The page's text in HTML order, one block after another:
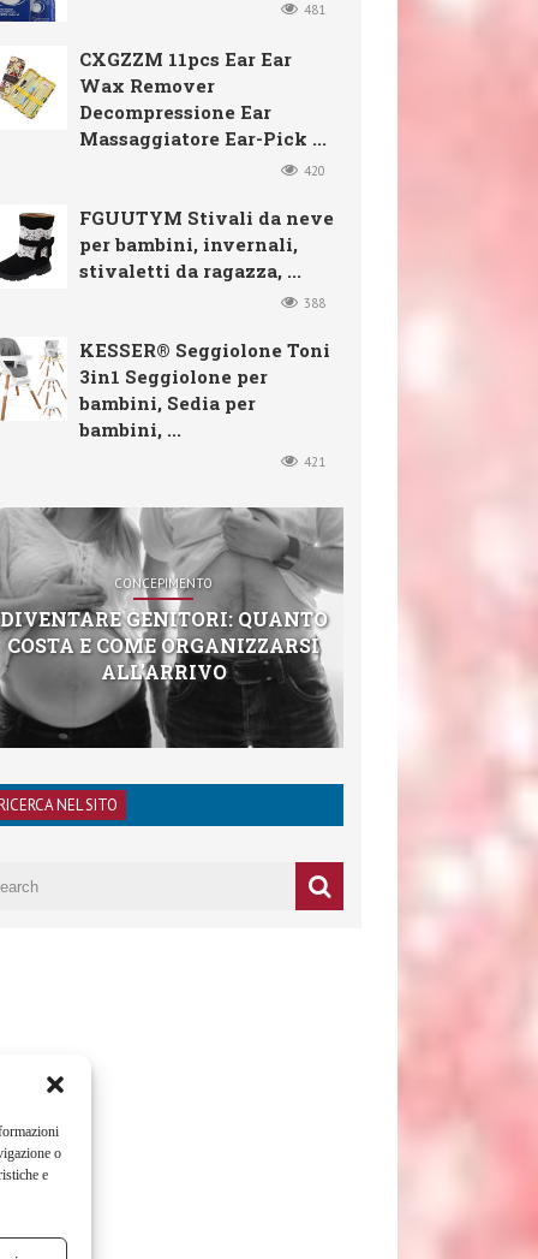
o
e
481
CXGZZM 11pcs Ear Ear
Wax Remover
Decompressione Ear
Massaggiatore Ear-Pick ...
420
FGUUTYM Stivali da neve
per bambini, invernali,
stivaletti da ragazza, ...
388
KESSER® Seggiolone Toni
3in1 Seggiolone per
bambini, Sedia per
bambini, ...
421
CONCEPIMENTO
DIVENTARE GENITORI: QUANTO
COSTA E COME ORGANIZZARSI
ALL’ARRIVO
NEL SITO